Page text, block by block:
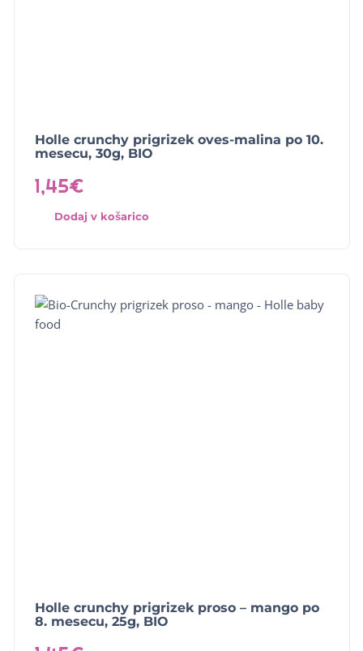
Holle crunchy prigrizek oves-malina po 10.
mesecu, 30g, BIO
1,45€
Dodaj v košarico
Holle crunchy prigrizek proso – mango po
8. mesecu, 25g, BIO